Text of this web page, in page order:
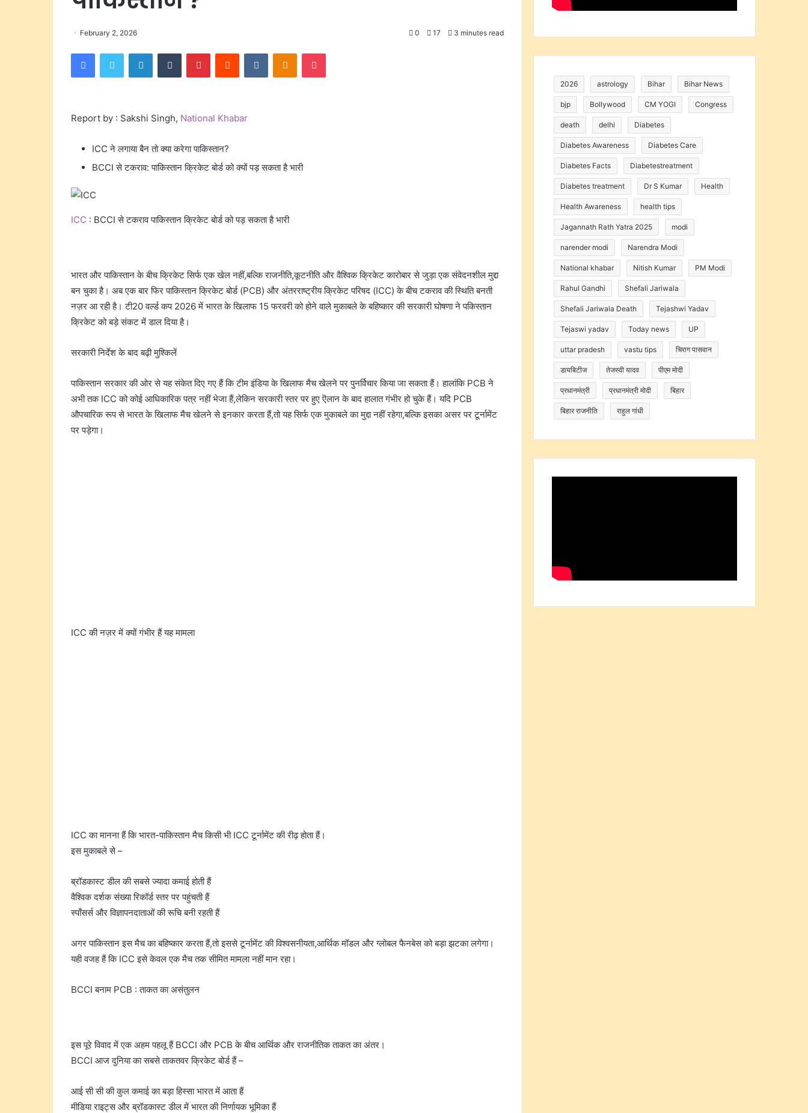
February 2, 2026 0 17 3 minutes read
FacebookTwitter LinkedInTumblr PinterestReddit VKontakteOdnoklassniki
Pocket
Report by : Sakshi Singh, National Khabar
ICC ने लगाया बैन तो क्या करेगा पाकिस्तान?
BCCI से टकराव: पाकिस्तान क्रिकेट बोर्ड को क्यों पड़ सकता है भारी
ICC : BCCI से टकराव पाकिस्तान क्रिकेट बोर्ड को पड़ सकता है भारी
भारत और पाकिस्तान के बीच क्रिकेट सिर्फ एक खेल नहीं,बल्कि राजनीति,कूटनीति और वैश्विक क्रिकेट कारोबार से जुड़ा एक संवेदनशील मुद्दा
बन चुका है। अब एक बार फिर पाकिस्तान क्रिकेट बोर्ड (PCB) और अंतरराष्ट्रीय क्रिकेट परिषद (ICC) के बीच टकराव की स्थिति बनती
नज़र आ रही है। टी20 वर्ल्ड कप 2026 में भारत के खिलाफ 15 फरवरी को होने वाले मुकाबले के बहिष्कार की सरकारी घोषणा ने पकिस्तान
क्रिकेट को बड़े संकट में डाल दिया है।
सरकारी निर्देश के बाद बढ़ी मुश्किलें
पाकिस्तान सरकार की ओर से यह संकेत दिए गए हैं कि टीम इंडिया के खिलाफ मैच खेलने पर पुनर्विचार किया जा सकता हैं। हालांकि PCB ने
अभी तक ICC को कोई आधिकारिक पत्र नहीं भेजा हैं,लेकिन सरकारी स्तर पर हुए ऎलान के बाद हालात गंभीर हो चुके हैं। यदि PCB
औपचारिक रूप से भारत के खिलाफ मैच खेलने से इनकार करता हैं,तो यह सिर्फ एक मुकाबले का मुद्दा नहीं रहेगा,बल्कि इसका असर पर टूर्नामेंट
पर पड़ेगा।
ICC की नज़र में क्यों गंभीर हैं यह मामला
ICC का मानना हैं कि भारत-पाकिस्तान मैच किसी भी ICC टूर्नामेंट की रीढ़ होता हैं।
इस मुकाबले से –
ब्रॉडकास्ट डील की सबसे ज्यादा कमाई होती हैं
वैश्विक दर्शक संख्या रिकॉर्ड स्तर पर पहुंचती हैं
स्पॉंसर्स और विज्ञापनदाताओं की रूचि बनी रहती हैं
अगर पाकिस्तान इस मैच का बहिष्कार करता हैं,तो इससे टूर्नामेंट की विश्वसनीयता,आर्थिक मॉडल और ग्लोबल फैनबेस को बड़ा झटका लगेगा।
यही वजह हैं कि ICC इसे केवल एक मैच तक सीमित मामला नहीं मान रहा।
BCCI बनाम PCB : ताकत का असंतुलन
इस पूरे विवाद में एक अहम पहलू हैं BCCI और PCB के बीच आर्थिक और राजनीतिक ताकत का अंतर।
BCCI आज दुनिया का सबसे ताकतवर क्रिकेट बोर्ड हैं –
आई सी सी की कुल कमाई का बड़ा हिस्सा भारत में आता हैं
मीडिया राइट्स और ब्रॉडकास्ट डील में भारत की निर्णायक भूमिका हैं
2026 astrology Bihar Bihar News
bjp Bollywood CM YOGI Congress
death delhi Diabetes
Diabetes Awareness Diabetes Care
Diabetes Facts Diabetestreatment
Diabetes treatment Dr S Kumar Health
Health Awareness health tips
Jagannath Rath Yatra 2025 modi
narender modi Narendra Modi
National khabar Nitish Kumar PM Modi
Rahul Gandhi Shefali Jariwala
Shefali Jariwala Death Tejashwi Yadav
Tejaswi yadav Today news UP
uttar pradesh vastu tips चिराग पासवान
डायबिटीज तेजस्वी यादव पीएम मोदी
प्रधानमंत्री प्रधानमंत्री मोदी बिहार
बिहार राजनीति राहुल गांधी